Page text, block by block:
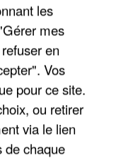
DES
les
mes
en
Vos
pour ce site.
ou retirer
via le lien
de chaque